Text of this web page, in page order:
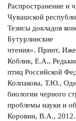
Распространение и
Чувашской
Тезисы докладов
Бутурлинские
чтения». Принт,
Коблик, Е.А.,
птиц Российской
Колпакова, Т.Ю.,
биологии черного
проблемы науки и
Коровин, В.А., 2012.